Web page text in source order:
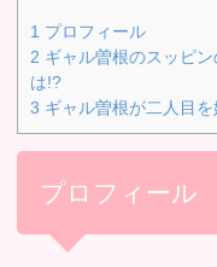
1 プロフィール
2 ギャル曽根のスッピ
は!?
3 ギャル曽根が二人目
プロフィール